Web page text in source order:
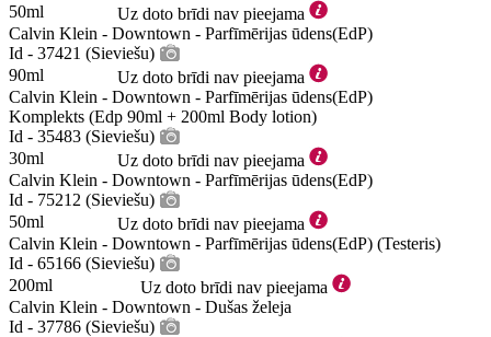
50ml
Uz doto brīdi nav pieejama
Calvin Klein - Downtown - Parfīmērijas ūdens(EdP)
Id - 37421 (Sieviešu)
90ml
Uz doto brīdi nav pieejama
Calvin Klein - Downtown - Parfīmērijas ūdens(EdP)
Komplekts (Edp 90ml + 200ml Body lotion)
Id - 35483 (Sieviešu)
30ml
Uz doto brīdi nav pieejama
Calvin Klein - Downtown - Parfīmērijas ūdens(EdP)
Id - 75212 (Sieviešu)
50ml
Uz doto brīdi nav pieejama
Calvin Klein - Downtown - Parfīmērijas ūdens(EdP) (Testeris)
Id - 65166 (Sieviešu)
200ml
Uz doto brīdi nav pieejama
Calvin Klein - Downtown - Dušas želeja
Id - 37786 (Sieviešu)